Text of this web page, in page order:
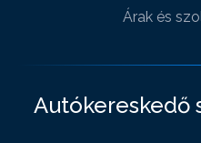
Árak és
Autókereskedő